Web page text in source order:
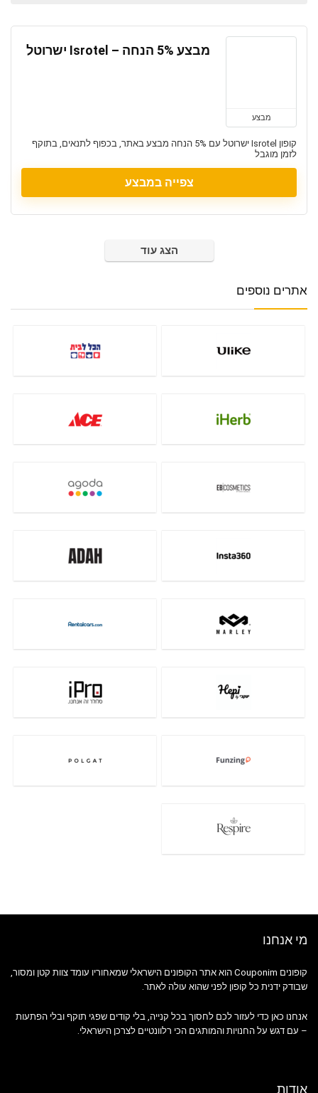
מבצע
מבצע 5% הנחה – Isrotel ישרוטל
קופון Isrotel ישרוטל עם 5% הנחה מבצע באתר, בכפוף לתנאים, בתוקף
לזמן מוגבל
צפייה במבצע
הצג עוד
אתרים נוספים
מי אנחנו
קופונים Couponim הוא אתר הקופונים הישראלי שמאחוריו עומד צוות קטן ומסור,
שבודק ידנית כל קופון לפני שהוא עולה לאתר.
אנחנו כאן כדי לעזור לכם לחסוך בכל קנייה, בלי קודים שפגי תוקף ובלי הפתעות
– עם דגש על החנויות והמותגים הכי רלוונטיים לצרכן הישראלי.
אודות